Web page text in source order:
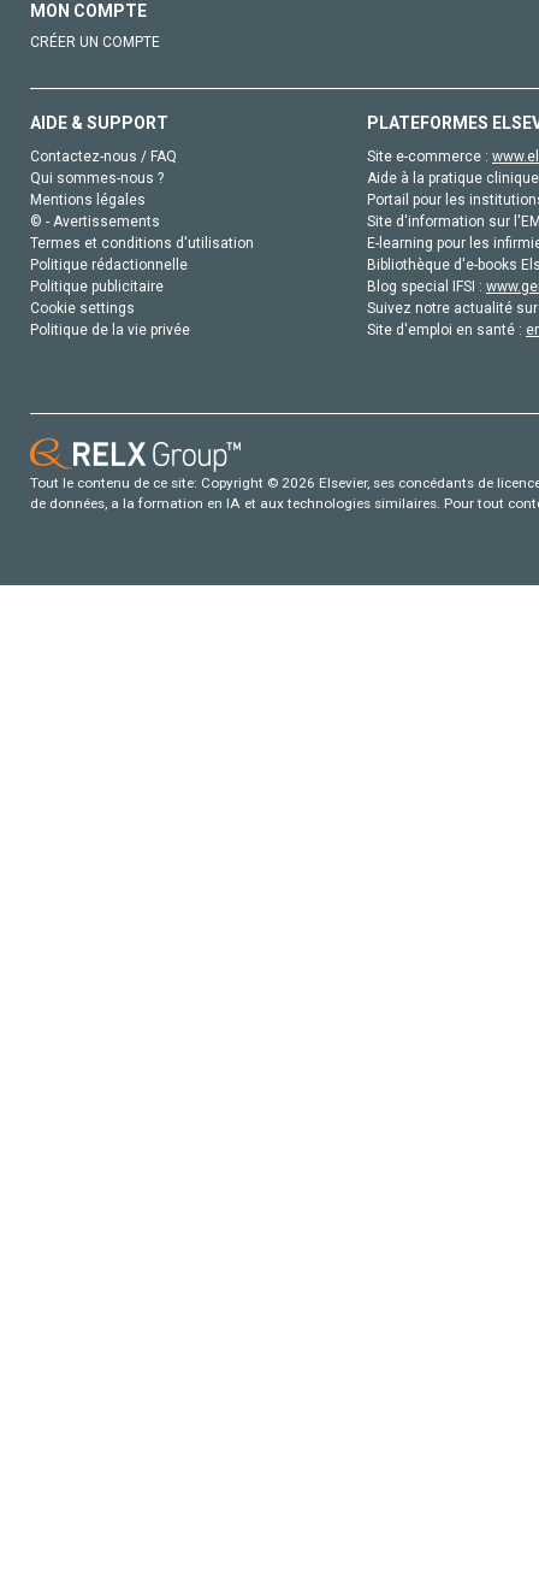
MON COMPTE
CRÉER UN COMPTE
AIDE & SUPPORT
Contactez-nous / FAQ
Qui sommes-nous ?
Mentions légales
© - Avertissements
Termes et conditions d'utilisation
Politique rédactionnelle
Politique publicitaire
Cookie settings
Politique de la vie privée
PLATEFORMES
Site e-commerce :
Aide à la pratique
Portail pour les
Site d'information sur
E-learning pour les
Bibliothèque d'e-books
Blog special IFSI :
Suivez notre actualité
Site d'emploi en santé :
Tout le contenu de ce site: Copyright © 2026 Elsevier, ses concédants de
de données, a la formation en IA et aux technologies similaires. Pour tout